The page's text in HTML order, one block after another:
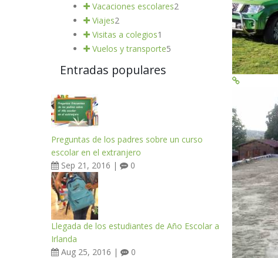
Vacaciones escolares2
Viajes2
Visitas a colegios1
Vuelos y transporte5
Entradas populares
Preguntas de los padres sobre un curso
escolar en el extranjero
Sep 21, 2016 |
0
Llegada de los estudiantes de Año Escolar a
Irlanda
Aug 25, 2016 |
0